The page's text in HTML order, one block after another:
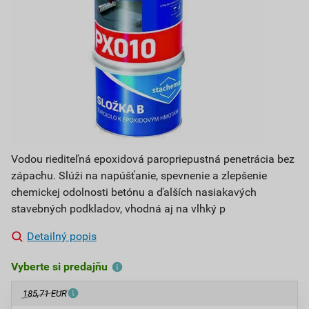
Vodou riediteľná epoxidová paropriepustná penetrácia bez
zápachu. Slúži na napúšťanie, spevnenie a zlepšenie
chemickej odolnosti betónu a ďalších nasiakavých
stavebných podkladov, vhodná aj na vlhký p
Detailný popis
Vyberte si predajňu
185,71 EUR